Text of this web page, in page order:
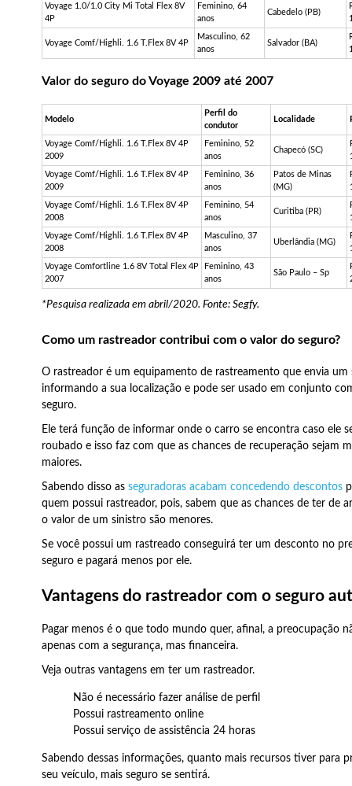
Voyage 1.0/1.0 City Mi Total Flex 8V
4P
Feminino, 64
anos
Cabedelo (PB)
Voyage Comf/ Highli . 1.6 T.Flex8V 4P
Masculino, 62
anos
Salvador (BA)
Valor do seguro do Voyage 2009 até 2007
Modelo
Perfil do
condutor
Localidade
Voyage Comf/ Highli . 1.6 T.Flex8V 4P
2009
Feminino, 52
anos
Chapecó (SC)
Voyage Comf/ Highli . 1.6 T.Flex8V 4P
2009
Feminino, 36
anos
Patos de Minas
(MG)
Voyage Comf/ Highli . 1.6 T.Flex8V 4P
2008
Feminino, 54
anos
Curitiba (PR)
Voyage Comf/ Highli . 1.6 T.Flex8V 4P
2008
Masculino, 37
anos
Uberlândia (MG)
Voyage Comfortline1.6 8V Total Flex 4P
2007
Feminino, 43
anos
São Paulo – Sp
*Pesquisa realizada em abril/2020. Fonte: Segfy.
Como um rastreador contribui com o valor do seguro?
O rastreador é um equipamento de rastreamento que envia um
informando a sua localização e pode ser usado em conjunto
seguro.
Ele terá função de informar onde o carro se encontra caso ele
roubado e isso faz com que as chances de recuperação sejam
maiores.
Sabendo disso as seguradoras acabam concedendo descontos
quem possui rastreador, pois, sabem que as chances de ter de
o valor de um sinistro são menores.
Se você possui um rastreado conseguirá ter um desconto no
seguro e pagará menos por ele.
Vantagens do rastreador com o seguro
Pagar menos é o que todo mundo quer, afinal, a preocupação
apenas com a segurança, mas financeira.
Veja outras vantagens em ter um rastreador.
Não é necessário fazer análise de perfil
Possui rastreamento online
Possui serviço de assistência 24 horas
Sabendo dessas informações, quanto mais recursos tiver para
seu veículo, mais seguro se sentirá.